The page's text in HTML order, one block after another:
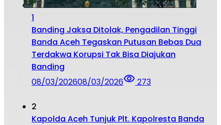
1
Banding Jaksa Ditolak, Pengadilan Tinggi
Banda Aceh Tegaskan Putusan Bebas Dua
Terdakwa Korupsi Tak Bisa Diajukan
Banding
08/03/202608/03/2026 273
2
Kapolda Aceh Tunjuk Plt. Kapolresta Banda